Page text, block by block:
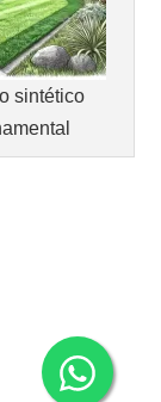
sintético